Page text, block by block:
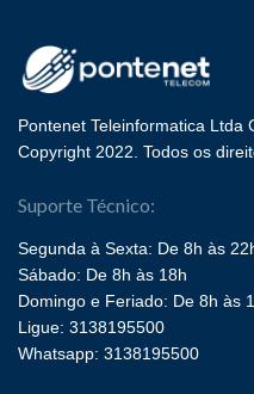
Pontenet Teleinformatica
Copyright 2022. Todos os
Suporte Técnico:
Segunda à Sexta: De 8h às
Sábado: De 8h às 18h
Domingo e Feriado: De 8h às
Ligue: 3138195500
Whatsapp: 3138195500